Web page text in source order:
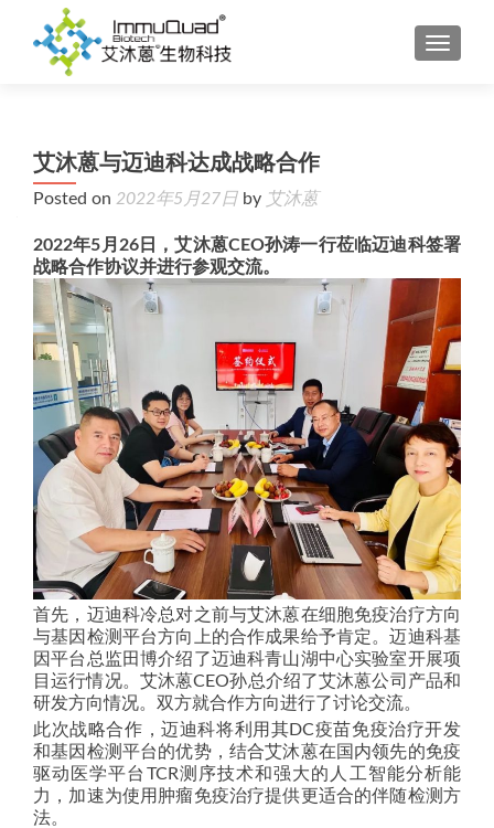
艾沐蒽与迈迪科达成战略合作
Posted on 2022年5月27日 by 艾沐蒽
2022年5月26日，艾沐蒽CEO孙涛一行莅临迈迪科签署
战略合作协议并进行参观交流。
首先，迈迪科冷总对之前与艾沐蒽在细胞免疫治疗方向
与基因检测平台方向上的合作成果给予肯定。迈迪科基
因平台总监田博介绍了迈迪科青山湖中心实验室开展项
目运行情况。艾沐蒽CEO孙总介绍了艾沐蒽公司产品和
研发方向情况。双方就合作方向进行了讨论交流。
此次战略合作，迈迪科将利用其DC疫苗免疫治疗开发
和基因检测平台的优势，结合艾沐蒽在国内领先的免疫
驱动医学平台TCR测序技术和强大的人工智能分析能
力，加速为使用肿瘤免疫治疗提供更适合的伴随检测方
法。